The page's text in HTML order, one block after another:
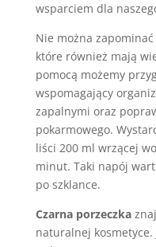
wsparciem dla
Nie można
które również mają
pomocą możemy
wspomagający
zapalnymi oraz
pokarmowego.
liści 200 ml wrzącej
minut. Taki napój
po szklance.
Czarna porzeczka
naturalnej kosmetyce.